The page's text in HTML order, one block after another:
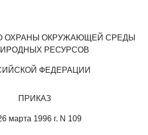
ОХРАНЫ ОКРУЖАЮЩЕЙ СРЕДЫ
РЕСУРСОВ
ФЕДЕРАЦИИ
ПРИКАЗ
марта 1996 г. N 109